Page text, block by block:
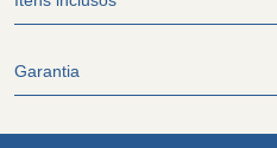
- Testado (Botões, entradas/
- Pode possuir pequenas
quebrados;
Garantia